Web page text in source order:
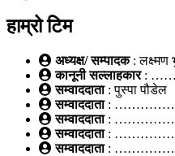
हाम्रो टिम
अध्यक्ष/ सम्पादक: लक्ष्मण
कानूनी सल्लाहकार :
सम्वाददाता: पुस्पा पौडेल
सम्वाददाता :
सम्वाददाता:
सम्वाददाता:
सम्वाददाता: